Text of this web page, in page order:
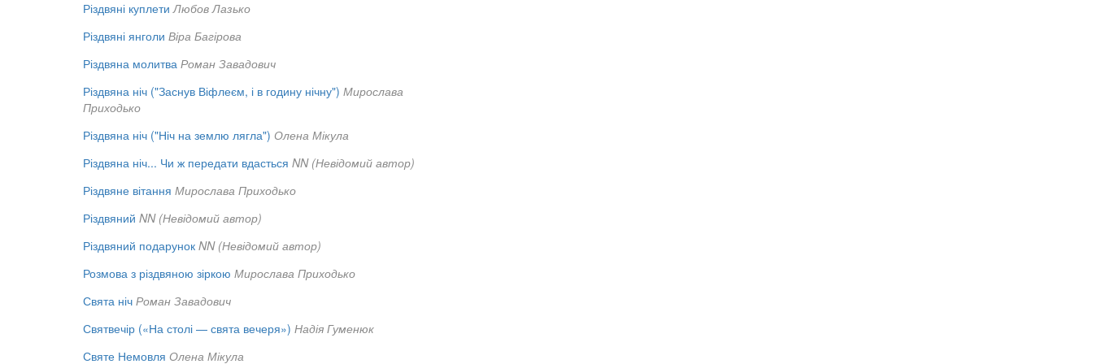
Різдвяні куплети Любов Лазько
Різдвяні янголи Віра Багірова
Різдвяна молитва Роман Завадович
Різдвяна ніч ("Заснув Віфлеєм, і в годину нічну") Мирослава
Приходько
Різдвяна ніч ("Ніч на землю лягла") Олена Мікула
Різдвяна ніч... Чи ж передати вдасться NN (Невідомий автор)
Різдвяне вітання Мирослава Приходько
Різдвяний NN (Невідомий автор)
Різдвяний подарунок NN (Невідомий автор)
Розмова з різдвяною зіркою Мирослава Приходько
Свята ніч Роман Завадович
Святвечір («На столі — свята вечеря») Надія Гуменюк
Святе Немовля Олена Мікула